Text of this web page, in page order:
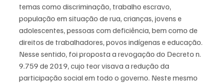
temas como discriminação, trabalho escravo,
população em situação de rua, crianças, jovens e
adolescentes, pessoas com deficiência, bem como de
direitos de trabalhadores, povos indígenas e educação.
Nesse sentido, foi proposta a revogação do Decreto n.
9.759 de 2019, cujo teor visava a redução da
participação social em todo o governo. Neste mesmo